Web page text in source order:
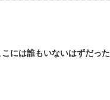
には誰もいないはずだっ